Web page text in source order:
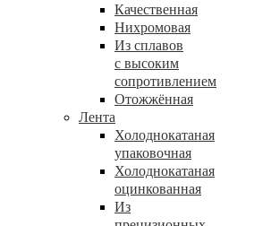
Качественная
Нихромовая
Из сплавов
с высоким
сопротивлением
Отожжённая
Лента
Холоднокатаная
упаковочная
Холоднокатаная
оцинкованная
Из